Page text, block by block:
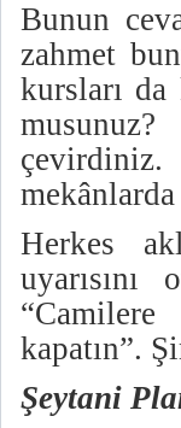
Bunun
zahmet
kursları da
çevirdiniz.
Herkes
kapatın”.
Şeytani